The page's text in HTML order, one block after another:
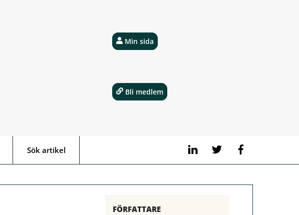
LinkedIn Twitter
Sök artikel
Min sida
Bli medlem
FÖRFATTARE